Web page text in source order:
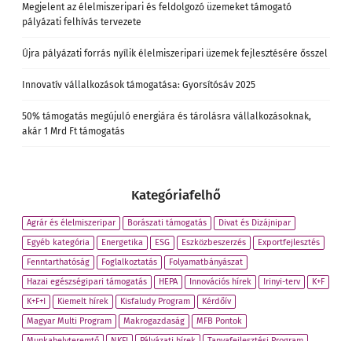
Megjelent az élelmiszeripari és feldolgozó üzemeket támogató
pályázati felhívás tervezete
Újra pályázati forrás nyílik élelmiszeripari üzemek fejlesztésére ősszel
Innovatív vállalkozások támogatása: Gyorsítósáv 2025
50% támogatás megújuló energiára és tárolásra vállalkozásoknak,
akár 1 Mrd Ft támogatás
Kategóriafelhő
Agrár és élelmiszeripar Borászati támogatás
Divat és Dizájnipar
Egyéb kategória
Energetika ESG Eszközbeszerzés
Exportfejlesztés
Fenntarthatóság
Foglalkoztatás
Folyamatbányászat
Hazai egészségipari támogatás
HEPA Innovációs hírek Irinyi-terv
K+F
K+F+I
Kiemelt hírek Kisfaludy Program
Kérdőív
Magyar Multi Program
Makrogazdaság
MFB Pontok